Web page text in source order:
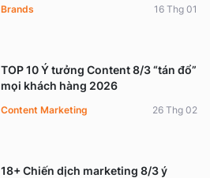
Brands 16 Thg 01
TOP 10 Ý tưởng Content 8/3 “tán đổ”
mọi khách hàng 2026
Content Marketing 26 Thg 02
18+ Chiến dịch marketing 8/3 ý